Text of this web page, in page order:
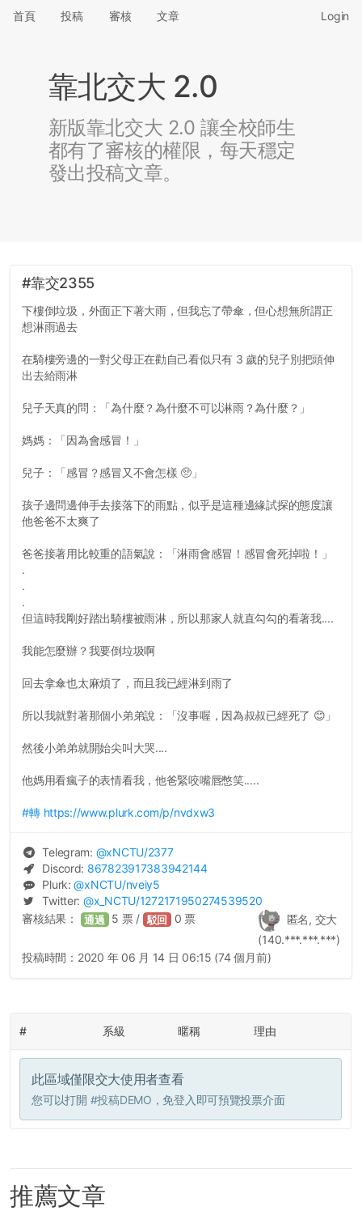
首頁 投稿 審核 文章 Login
靠北交大 2.0
新版靠北交大 2.0 讓全校師生
都有了審核的權限，每天穩定
發出投稿文章。
#靠交2355
下樓倒垃圾，外面正下著大雨，但我忘了帶傘，但心想無所謂正
想淋雨過去
在騎樓旁邊的一對父母正在勸自己看似只有 3 歲的兒子別把頭伸
出去給雨淋
兒子天真的問：「為什麼？為什麼不可以淋雨？為什麼？」
媽媽：「因為會感冒！」
兒子：「感冒？感冒又不會怎樣 🥺」
孩子邊問邊伸手去接落下的雨點，似乎是這種邊緣試探的態度讓
他爸爸不太爽了
爸爸接著用比較重的語氣說：「淋雨會感冒！感冒會死掉啦！」
.
.
.
但這時我剛好踏出騎樓被雨淋，所以那家人就直勾勾的看著我....
我能怎麼辦？我要倒垃圾啊
回去拿傘也太麻煩了，而且我已經淋到雨了
所以我就對著那個小弟弟說：「沒事喔，因為叔叔已經死了 😊」
然後小弟弟就開始尖叫大哭....
他媽用看瘋子的表情看我，他爸緊咬嘴唇憋笑.....
#轉 https://www.plurk.com/p/nvdxw3
Telegram: @xNCTU/2377
Discord: 867823917383942144
Plurk:@xNCTU/nveiy5
Twitter: @x_NCTU/1272171950274539520
匿名, 交大
(140.***.***.***)
審核結果： 通過 5 票 / 駁回 0 票
投稿時間： 2020 年 06 月 14 日 06:15 (74 個月前)
# 系級 暱稱 理由
此區域僅限交大使用者查看
您可以打開 #投稿DEMO ，免登入即可預覽投票介面
推薦文章